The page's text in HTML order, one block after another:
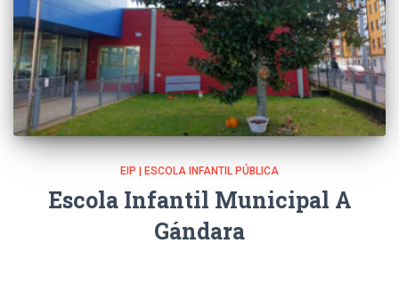
EIP | ESCOLA INFANTIL PÚBLICA
Escola Infantil Municipal A
Gándara